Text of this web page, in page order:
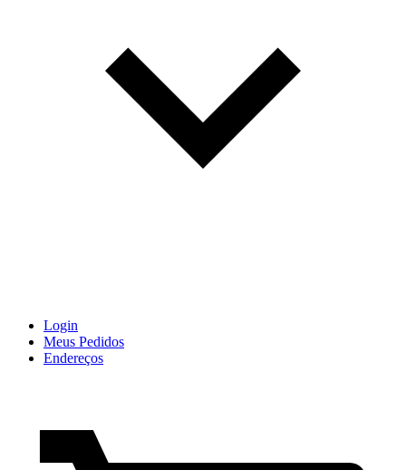
Login
Meus Pedidos
Endereços